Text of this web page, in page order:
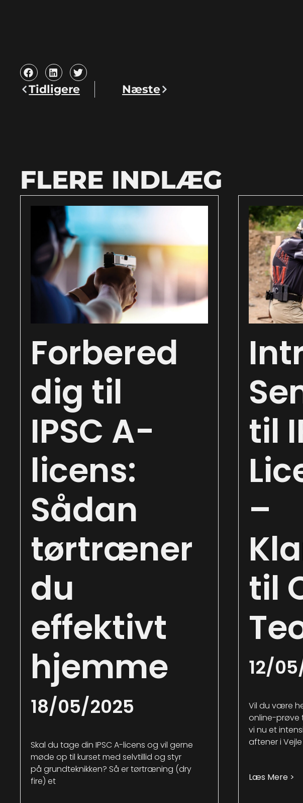
Tidligere Næste
FLERE INDLÆG
Forbered
dig til
IPSC A-
licens:
Sådan
tørtræner
du
effektivt
hjemme
18/05/2025
Skal du tage din IPSC A-licens og vil gerne
møde op til kurset med selvtillid og styr
på grundteknikken? Så er tørtræning (dry
fire) et
til
–
til
12/
Vil du være
online-prøve
vi nu et
aftener i
Læs Mere >